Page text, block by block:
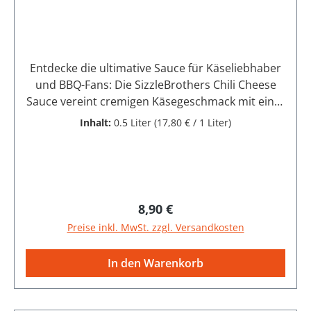
Entdecke die ultimative Sauce für Käseliebhaber
und BBQ-Fans: Die SizzleBrothers Chili Cheese
Sauce vereint cremigen Käsegeschmack mit einer
feinen, angenehmen Schärfe durch echte
Rapsöl, Schmelzkäsezubereitung 10,0 % (KÄSE,
Wasser, BUTTER, SÜSSMOLKENPULVER,
Schmelzsalz: Natriumcitrate, Speisesalz,
Farbstoff: Carotin), Käsepulver 6,0 % (KÄSE,
Schmelzsalz:
Natriumphosphate), FRISCHKÄSE 5,0 %, Zucker,
Inhalt: 0.5 Liter (17,80 € / 1 Liter)
Regulärer Preis:
8,90 €
Preise inkl. MwSt. zzgl. Versandkosten
In den Warenkorb